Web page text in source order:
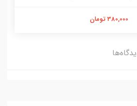
380,000 تومان